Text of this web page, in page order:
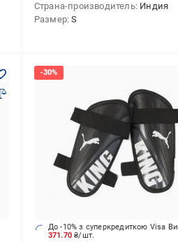
Страна-производитель Индия
Размер S
371.70₴/шт.
До -10% з суперкредиткою Visa